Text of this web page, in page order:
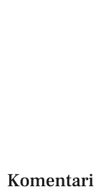
Komentari